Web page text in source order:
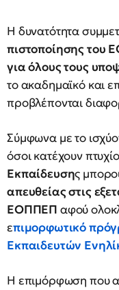
Η δυνατότητα
πιστοποίησης του
για όλους τους
το ακαδημαϊκό και
προβλέπονται
Σύμφωνα με το
όσοι κατέχουν πτυχίο
Εκπαίδευσης
απευθείας στις
ΕΟΠΠΕΠ αφού
επιμορφωτικό
Εκπαιδευτών
Η επιμόρφωση που